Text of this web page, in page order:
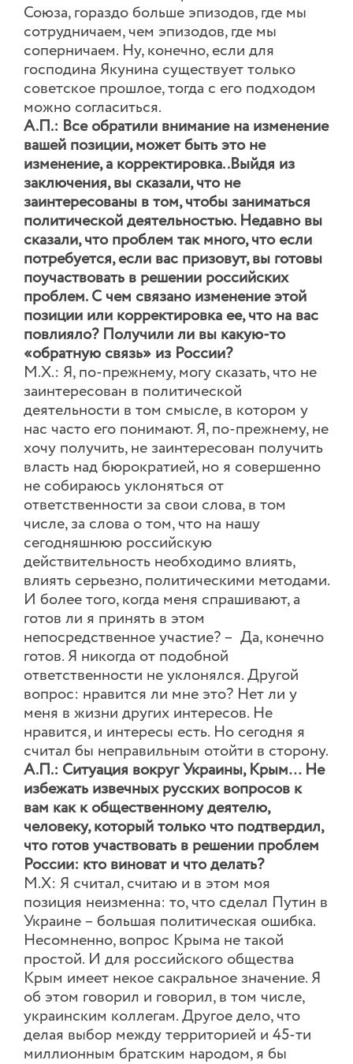
Союза, гораздо больше эпизодов, где мы
сотрудничаем, чем эпизодов, где мы
соперничаем. Ну, конечно, если для
господина Якунина существует только
советское прошлое, тогда с его подходом
можно согласиться.
А.П.: Все обратили внимание на изменение
вашей позиции, может быть это не
изменение, а корректировка..Выйдя из
заключения, вы сказали, что не
заинтересованы в том, чтобы заниматься
политической деятельностью. Недавно вы
сказали, что проблем так много, что если
потребуется, если вас призовут, вы готовы
поучаствовать в решении российских
проблем. С чем связано изменение этой
позиции или корректировка ее, что на вас
повлияло? Получили ли вы какую-то
«обратную связь» из России?
М.Х.: Я, по-прежнему, могу сказать, что не
заинтересован в политической
деятельности в том смысле, в котором у
нас часто его понимают. Я, по-прежнему, не
хочу получить, не заинтересован получить
власть над бюрократией, но я совершенно
не собираюсь уклоняться от
ответственности за свои слова, в том
числе, за слова о том, что на нашу
сегодняшнюю российскую
действительность необходимо влиять,
влиять серьезно, политическими методами.
И более того, когда меня спрашивают, а
готов ли я принять в этом
непосредственное участие? – Да, конечно
готов. Я никогда от подобной
ответственности не уклонялся. Другой
вопрос: нравится ли мне это? Нет ли у
меня в жизни других интересов. Не
нравится, и интересы есть. Но сегодня я
считал бы неправильным отойти в сторону.
А.П.: Ситуация вокруг Украины, Крым… Не
избежать извечных русских вопросов к
вам как к общественному деятелю,
человеку, который только что подтвердил,
что готов участвовать в решении проблем
России: кто виноват и что делать?
М.Х: Я считал, считаю и в этом моя
позиция неизменна: то, что сделал Путин в
Украине – большая политическая ошибка.
Несомненно, вопрос Крыма не такой
простой. И для российского общества
Крым имеет некое сакральное значение. Я
об этом говорил и говорил, в том числе,
украинским коллегам. Другое дело, что
делая выбор между территорией и 45-ти
миллионным братским народом, я бы